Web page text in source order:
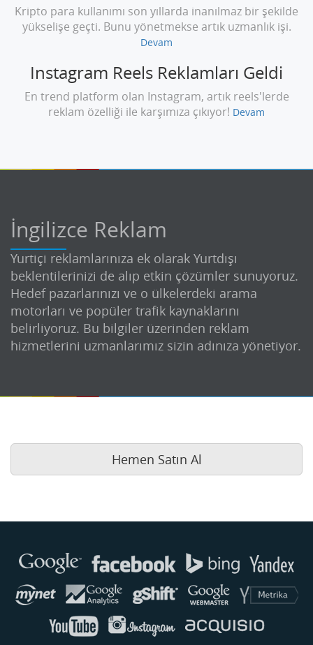
Kripto para kullanımı son yıllarda inanılmaz bir şekilde
yükselişe geçti. Bunu yönetmekse artık uzmanlık işi.
Devam
Instagram Reels Reklamları Geldi
En trend platform olan Instagram, artık reels'lerde
reklam özelliği ile karşımıza çıkıyor! Devam
İngilizce Reklam
Yurtiçi reklamlarınıza ek olarak Yurtdışı
beklentilerinizi de alıp etkin çözümler sunuyoruz.
Hedef pazarlarınızı ve o ülkelerdeki arama
motorları ve popüler trafik kaynaklarını
belirliyoruz. Bu bilgiler üzerinden reklam
hizmetlerini uzmanlarımız sizin adınıza yönetiyor.
Hemen Satın Al
Buse